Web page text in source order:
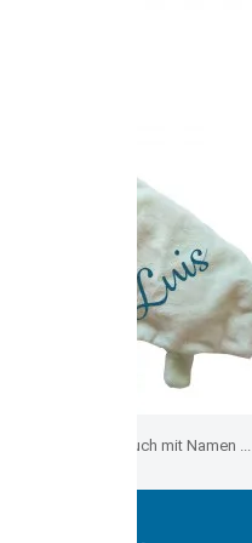
Schmuse-, Kuscheltuch mit Namen ...